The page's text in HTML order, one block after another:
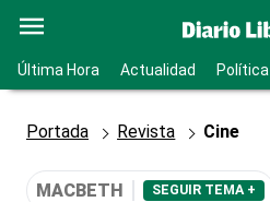
Última Hora Actualidad Política
Portada Revista Cine
MACBETH SEGUIR TEMA +